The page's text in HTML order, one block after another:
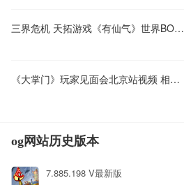
三界危机 天拓游戏《有仙气》世界BOSS来袭
《大掌门》玩家见面会北京站视频 相约下一站
og网站历史版本
7.885.198 V最新版